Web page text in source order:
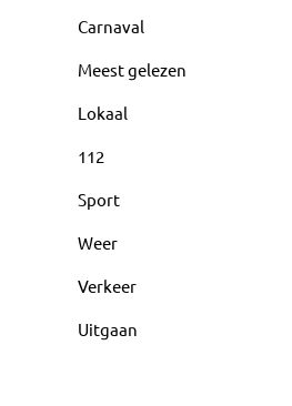
Carnaval
Meest gelezen
Lokaal
112
Sport
Weer
Verkeer
Uitgaan